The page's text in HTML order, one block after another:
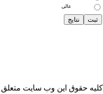
عالی
حقوق این وب سایت متعلق